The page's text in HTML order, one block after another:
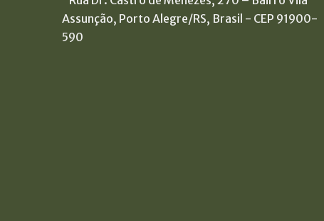
Assunção, Porto Alegre/RS, Brasil - CEP 91900-
590